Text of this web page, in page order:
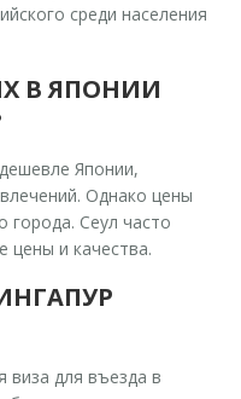
среди населения
В ЯПОНИИ
Японии,
Однако цены
города. Сеул часто
цены и качества.
виза для въезда в